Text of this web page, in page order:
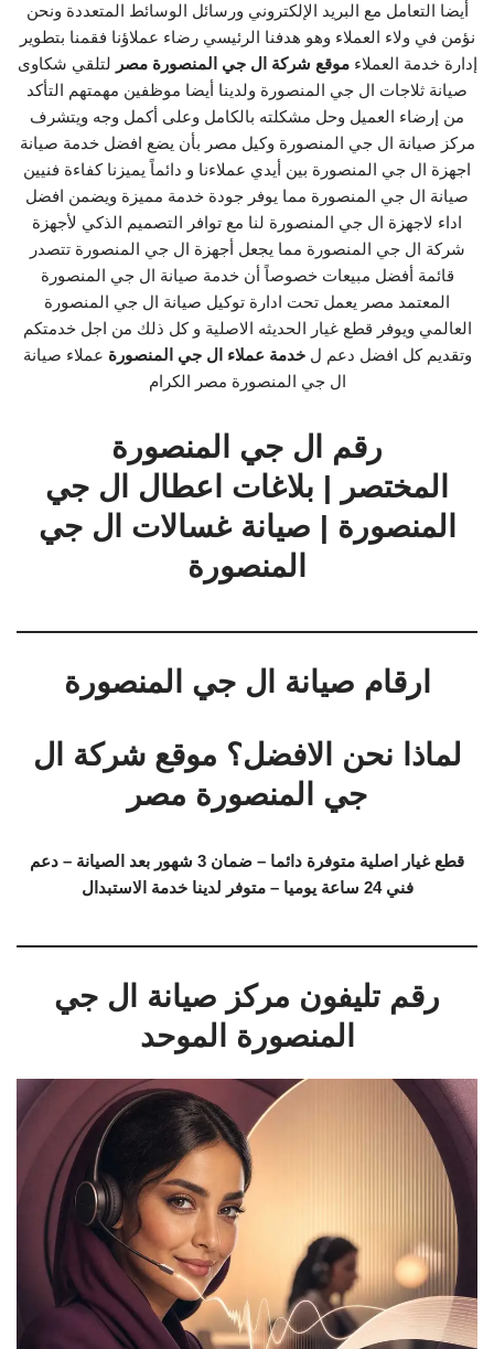
أيضا التعامل مع البريد الإلكتروني ورسائل الوسائط المتعددة ونحن
نؤمن في ولاء العملاء وهو هدفنا الرئيسي رضاء عملاؤنا فقمنا بتطوير
إدارة خدمة العملاءموقع شركة ال جي المنصورة مصر لتلقي شكاوى
صيانة ثلاجات ال جي المنصورة ولدينا أيضا موظفين مهمتهم التأكد
من إرضاء العميل وحل مشكلته بالكامل وعلى أكمل وجه ويتشرف
مركز صيانة ال جي المنصورة وكيل مصر بأن يضع افضل خدمة صيانة
اجهزة ال جي المنصورة بين أيدي عملاءنا و دائماً يميزنا كفاءة فنيين
صيانة ال جي المنصورة مما يوفر جودة خدمة مميزة ويضمن افضل
اداء لاجهزة ال جي المنصورة لنا مع توافر التصميم الذكي لأجهزة
شركة ال جي المنصورة مما يجعل أجهزة ال جي المنصورة تتصدر
قائمة أفضل مبيعات خصوصاً أن خدمة صيانة ال جي المنصورة
المعتمد مصر يعمل تحت ادارة توكيل صيانة ال جي المنصورة
العالمي ويوفر قطع غيار الحديثه الاصلية و كل ذلك من اجل خدمتكم
وتقديم كل افضل دعم لخدمة عملاء ال جي المنصورة عملاء صيانة
ال جي المنصورة مصر الكرام
رقم ال جي المنصورة
المختصر | بلاغات اعطال ال جي
المنصورة | صيانة غسالات ال جي
المنصورة
ارقام صيانة ال جي المنصورة
لماذا نحن الافضل؟ موقع شركة ال
جي المنصورة مصر
قطع غيار اصلية متوفرة دائما – ضمان 3 شهور بعد الصيانة – دعم
فني 24 ساعة يوميا – متوفر لدينا خدمة الاستبدال
رقم تليفون مركز صيانة ال جي
المنصورة الموحد